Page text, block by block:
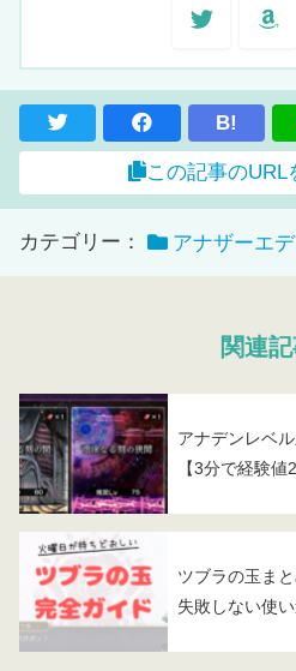
B!
この記事のURL
カテゴリー： アナザーエ
関連
アナデンレベ
【3分で経験値
ツブラの玉ま
失敗しない使